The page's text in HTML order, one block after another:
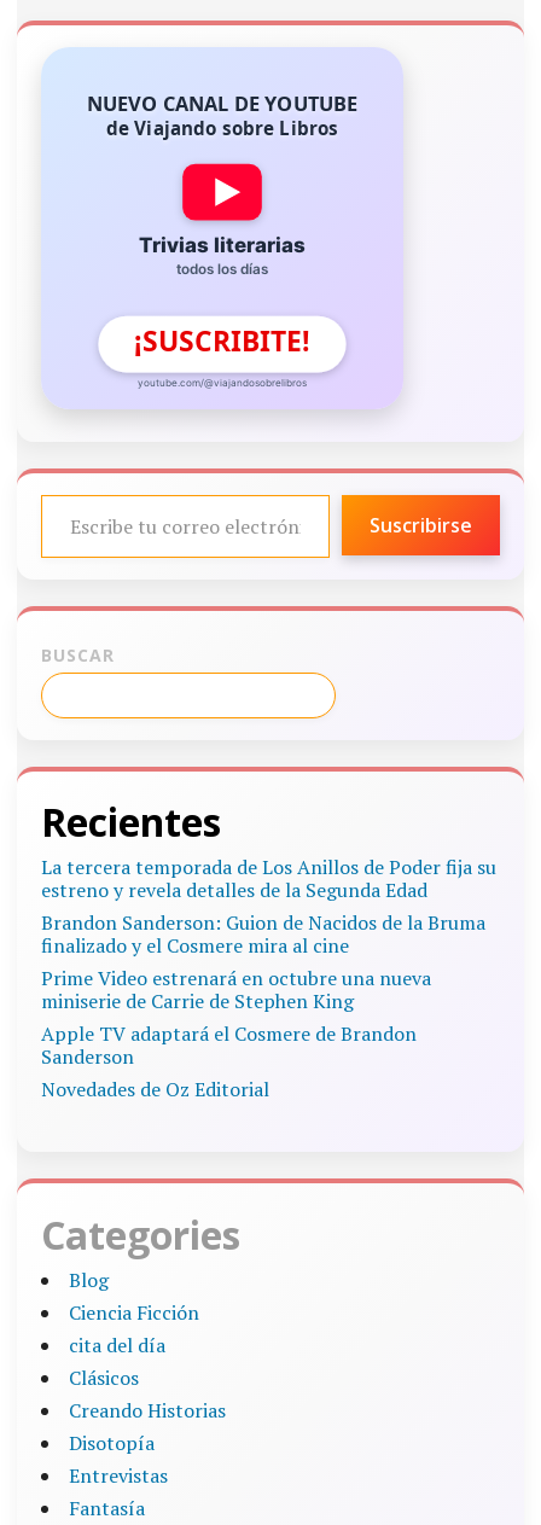
NUEVO CANAL DE YOUTUBE
de Viajando sobre Libros
Trivias literarias
todos los días
¡SUSCRIBITE!
youtube.com/@viajandosobrelibros
ESCRIBE TU CORREO ELECTRÓNICO…
Suscribirse
BUSCAR
Recientes
La tercera temporada de Los Anillos de Poder fija su
estreno y revela detalles de la Segunda Edad
Brandon Sanderson: Guion de Nacidos de la Bruma
finalizado y el Cosmere mira al cine
Prime Video estrenará en octubre una nueva
miniserie de Carrie de Stephen King
Apple TV adaptará el Cosmere de Brandon
Sanderson
Novedades de Oz Editorial
Categories
Blog
Ciencia Ficción
cita del día
Clásicos
Creando Historias
Disotopía
Entrevistas
Fantasía